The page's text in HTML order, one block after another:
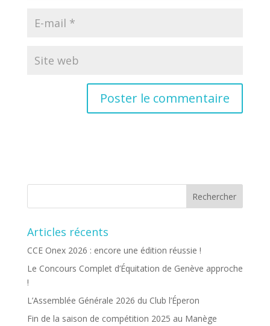
Articles récents
CCE Onex 2026 : encore une édition réussie !
Le Concours Complet d’Équitation de Genève approche
!
L’Assemblée Générale 2026 du Club l’Éperon
Fin de la saison de compétition 2025 au Manège